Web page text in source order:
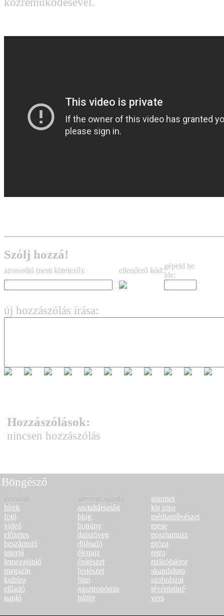
Szólj hozzá!
azonosító (nem kötelező): ellenőrző kód:
gépeld be
ide:
új hozzászólás írása:
Hozzászólások:
nincsen hozzászólás
Böngésző
hírek
fotó
videó
előzetes
beszámoló
interjú
lemezajánló
magazin
kultúra
előadó
napló
asztaltársaság
blog
botrány
dalszöveg
díjátadó
életrajz
építészet
festészet
film
gasztronómia
háttér
internet
kis pipa
médiaművészet
mese
posztumusz
próza
retro
rizikófaktor
skandalum
szobrászat
tévématiné
vers